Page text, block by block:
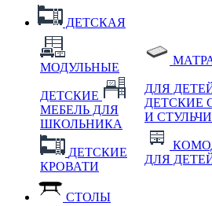
ДЕТСКАЯ
МОДУЛЬНЫЕ
ДЕТСКИЕ
МЕБЕЛЬ ДЛЯ
ШКОЛЬНИКА
ДЕТСКИЕ
КРОВАТИ
ДЛЯ
ДЕТСКИЕ
И
ДЛЯ
СТОЛЫ